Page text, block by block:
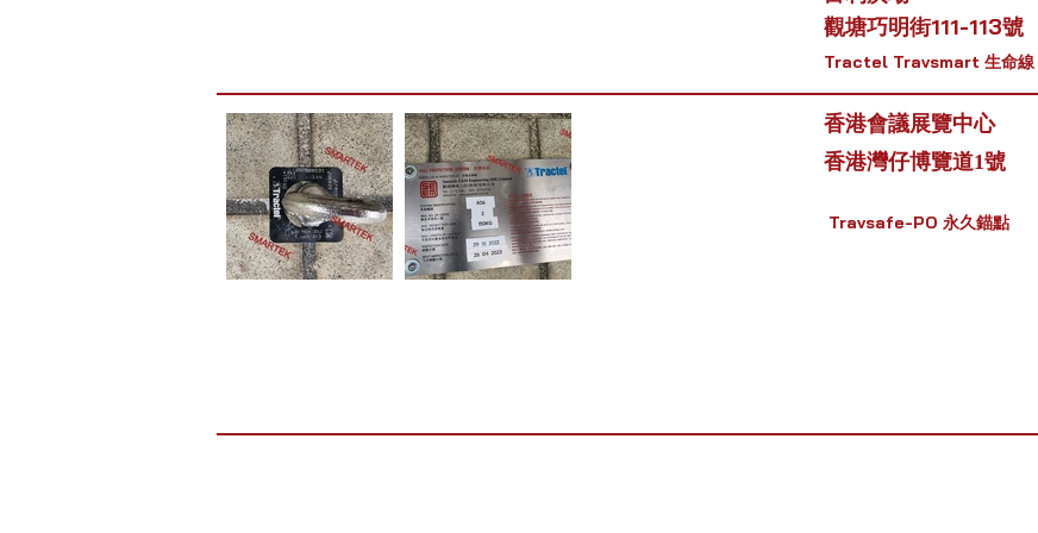
觀塘巧明街111-113號
Tractel Travsmart 生命線
香港會議展覽中心
香港灣仔博覽道1號
Travsafe-PO 永久錨點